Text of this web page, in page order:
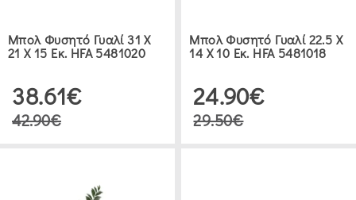
Μπολ Φυσητό Γυαλί 31 Χ
21 Χ 15 Εκ. HFA 5481020
38.61€
42.90€
Μπολ Φυσητό Γυαλί 22.5 Χ
14 Χ 10 Εκ. HFA 5481018
24.90€
29.50€